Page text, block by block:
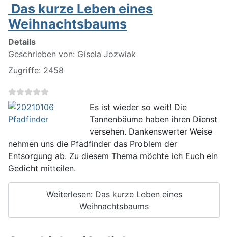
Das kurze Leben eines
Weihnachtsbaums
Details
Geschrieben von: Gisela Jozwiak
Zugriffe: 2458
Es ist wieder so weit! Die
Tannenbäume haben ihren Dienst
versehen. Dankenswerter Weise
nehmen uns die Pfadfinder das Problem der
Entsorgung ab. Zu diesem Thema möchte ich Euch ein
Gedicht mitteilen.
Weiterlesen: Das kurze Leben eines
Weihnachtsbaums